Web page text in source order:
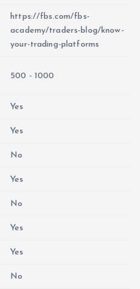
https://fbs.com/fbs-
academy/traders-blog/know-
your-trading-platforms
500 - 1000
Yes
Yes
No
Yes
No
Yes
Yes
No